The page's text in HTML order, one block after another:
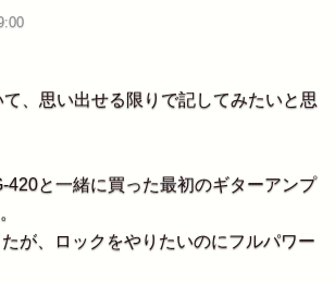
、思い出せる限りで記してみたいと思
と一緒に買った最初のギターアンプ
が、ロックをやりたいのにフルパワー